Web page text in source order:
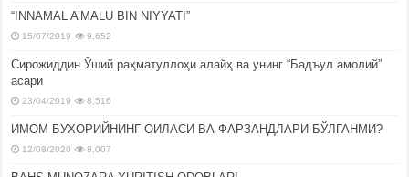
“INNAMAL A’MALU BIN NIYYATI”
15/07/2019 9,652
Сирожиддин Ўший раҳматуллоҳи алайҳ ва унинг “Бадъул амолий”
асари
23/04/2019 8,516
ИМОМ БУХОРИЙНИНГ ОИЛАСИ ВА ФАРЗАНДЛАРИ БЎЛГАНМИ?
12/08/2020 8,007